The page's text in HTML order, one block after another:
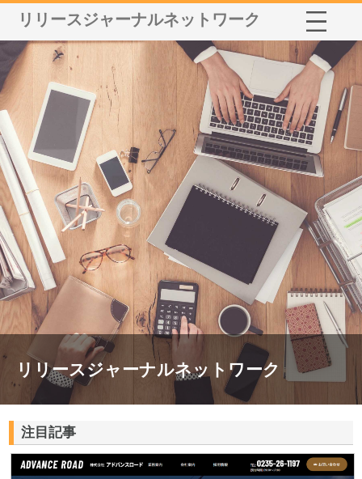
リリースジャーナルネットワーク
リリースジャーナルネットワーク
注目記事